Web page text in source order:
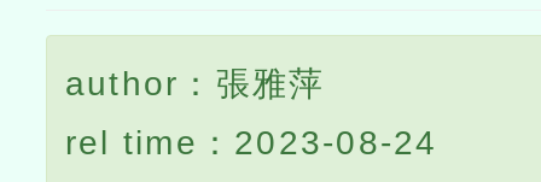
author：張雅萍
rel time：2023-08-24